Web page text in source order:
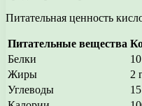
Питательная ценность
Питательные вещества
Белки
Жиры
2
Углеводы